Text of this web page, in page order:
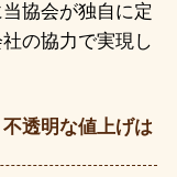
協会が独自に定
の協力で実現し
透明な値上げは